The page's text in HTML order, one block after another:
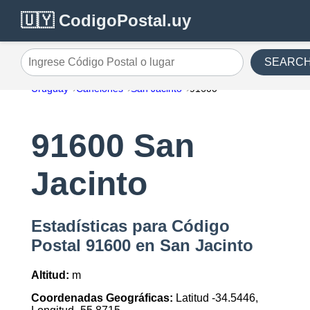
🇺🇾 CodigoPostal.uy
Ingrese Código Postal o lugar
Uruguay Canelones San Jacinto 91600
91600 San
Jacinto
Estadísticas para Código
Postal 91600 en San Jacinto
Altitud: m
Coordenadas Geográficas: Latitud -34.5446,